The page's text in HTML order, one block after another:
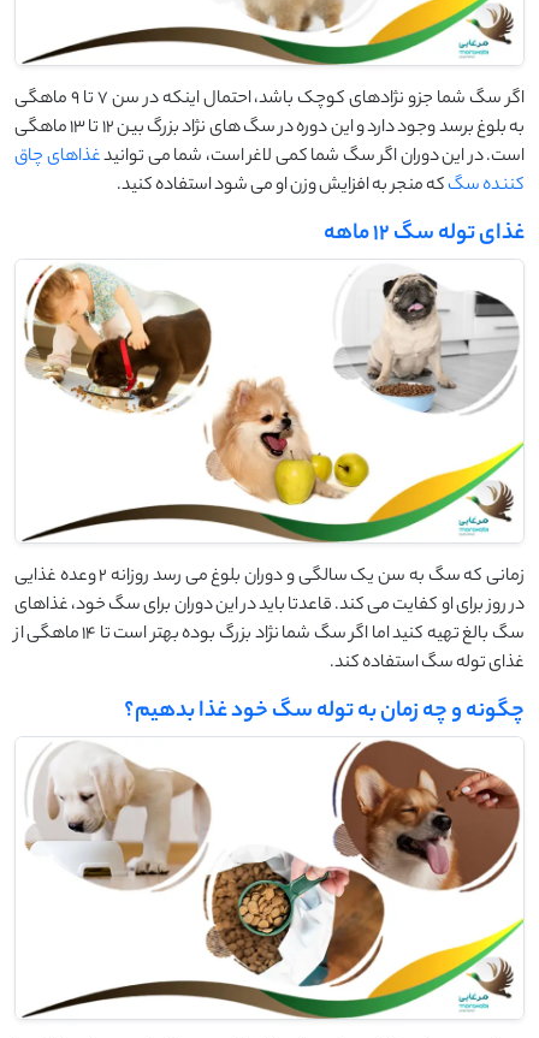
اگر سگ شما جزو نژادهای کوچک باشد، احتمال اینکه در سن 7 تا 9 ماهگی
به بلوغ برسد وجود دارد و این دوره در سگ های نژاد بزرگ بین 12 تا 13 ماهگی
است. در این دوران اگر سگ شما کمی لاغر است، شما می توانیدغذاهای چاق
کننده سگکه منجر به افزایش وزن او می شود استفاده کنید.
غذای توله سگ 12 ماهه
زمانی که سگ به سن یک سالگی و دوران بلوغ می رسد روزانه 2 وعده غذایی
در روز برای او کفایت می کند. قاعدتا باید در این دوران برای سگ خود، غذاهای
سگ بالغ تهیه کنید اما اگر سگ شما نژاد بزرگ بوده بهتر است تا 14 ماهگی از
غذای توله سگ استفاده کند.
چگونه و چه زمان به توله سگ خود غذا بدهیم؟